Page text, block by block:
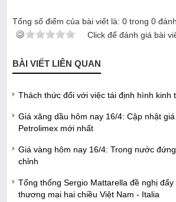
Tổng số điểm của bài viết là: 0 trong 0
Click để đánh giá bài
BÀI VIẾT LIÊN QUAN
Thách thức đối với việc tái định hình kinh
Giá xăng dầu hôm nay 16/4: Cập nhật
Petrolimex mới nhất
Giá vàng hôm nay 16/4: Trong nước
chỉnh
Tổng thống Sergio Mattarella đề nghị
thương mại hai chiều Việt Nam - Italia